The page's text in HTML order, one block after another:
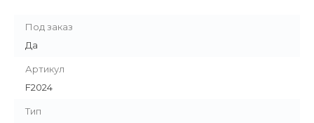
Под заказ
Да
Артикул
F2024
Тип